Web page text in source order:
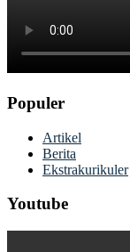
Populer
Artikel
Berita
Ekstrakurikuler
Youtube